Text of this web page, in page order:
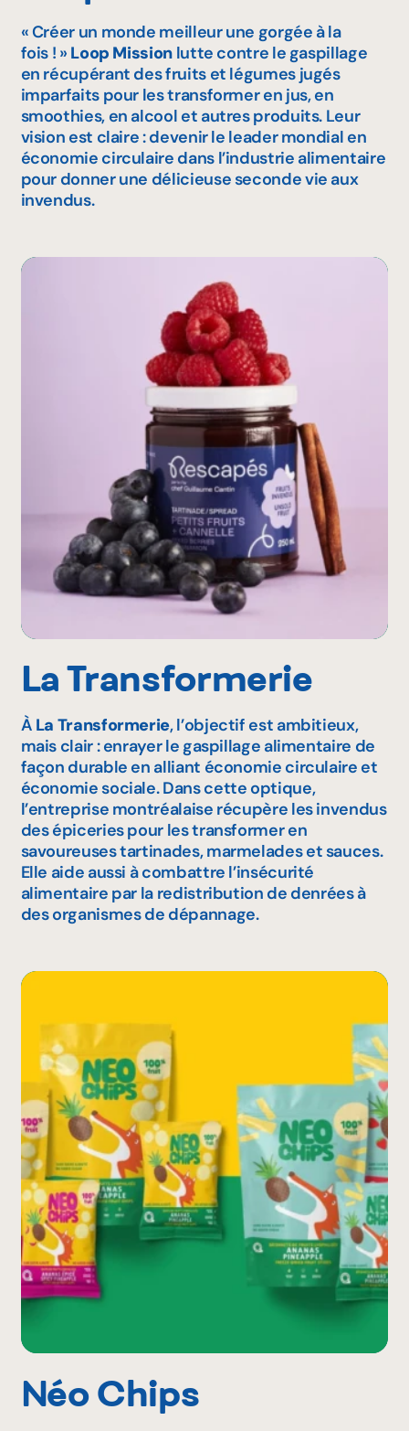
« Créer un monde meilleur une gorgée à la
fois ! » Loop Missionlutte contre le gaspillage
en récupérant des fruits et légumes jugés
imparfaits pour les transformer en jus, en
smoothies, en alcool et autres produits. Leur
vision est claire : devenir le leader mondial en
économie circulaire dans l’industrie alimentaire
pour donner une délicieuse seconde vie aux
invendus.
La Transformerie
À La Transformerie, l’objectif est ambitieux,
mais clair : enrayer le gaspillage alimentaire de
façon durable en alliant économie circulaire et
économie sociale. Dans cette optique,
l’entreprise montréalaise récupère les invendus
des épiceries pour les transformer en
savoureuses tartinades, marmelades et sauces.
Elle aide aussi à combattre l’insécurité
alimentaire par la redistribution de denrées à
des organismes de dépannage.
Néo Chips